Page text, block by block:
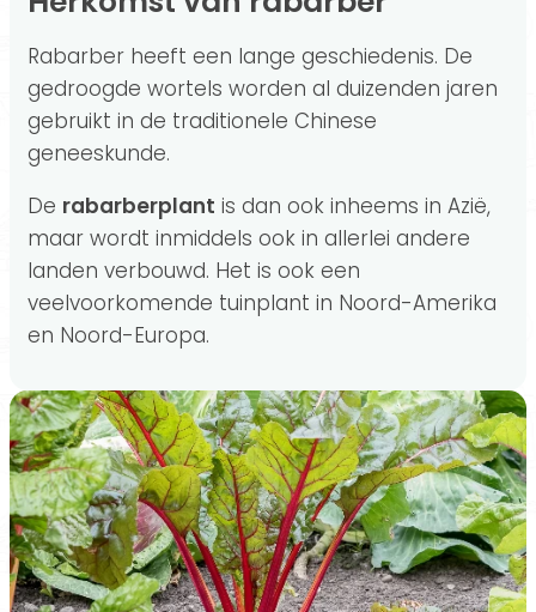
Rabarber heeft een lange geschiedenis. De
gedroogde wortels worden al duizenden jaren
gebruikt in de traditionele Chinese
geneeskunde.
De rabarberplant is dan ook inheems in Azië,
maar wordt inmiddels ook in allerlei andere
landen verbouwd. Het is ook een
veelvoorkomende tuinplant in Noord-Amerika
en Noord-Europa.